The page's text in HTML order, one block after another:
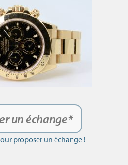
un échange*
proposer un échange !